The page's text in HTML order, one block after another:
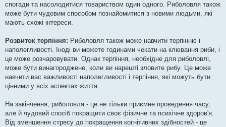
спогади та насолодитися товариством один одного. Риболовля також
може бути чудовим способом познайомитися з новими людьми, які
мають схожі інтереси.
Розвиток терпіння: Риболовля також може навчити терпінню і
наполегливості. Іноді ви можете годинами чекати на клювання риби, і
це може розчаровувати. Однак терпіння, необхідне для риболовлі,
може бути винагороджене, коли ви нарешті зловите рибу. Це може
навчити вас важливості наполегливості і терпіння, які можуть бути
цінними у всіх аспектах життя.
На закінчення, риболовля - це не тільки приємне проведення часу,
але й чудовий спосіб покращити своє фізичне та психічне здоров'я.
Від зменшення стресу до покращення когнітивних здібностей - це